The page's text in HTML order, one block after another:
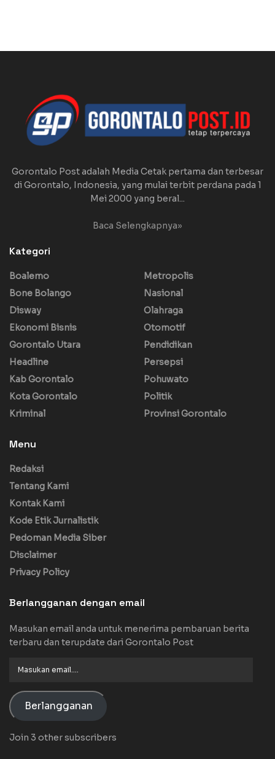
Gorontalo Post adalah Media Cetak pertama dan terbesar
di Gorontalo, Indonesia, yang mulai terbit perdana pada 1
Mei 2000 yang beral...
Baca Selengkapnya»
Kategori
Boalemo
Bone Bolango
Disway
Ekonomi Bisnis
Gorontalo Utara
Headline
Kab Gorontalo
Kota Gorontalo
Kriminal
Metropolis
Nasional
Olahraga
Otomotif
Pendidikan
Persepsi
Pohuwato
Politik
Provinsi Gorontalo
Menu
Redaksi
Tentang Kami
Kontak Kami
Kode Etik Jurnalistik
Pedoman Media Siber
Disclaimer
Privacy Policy
Berlangganan dengan email
Masukan email anda untuk menerima pembaruan berita
terbaru dan terupdate dari Gorontalo Post
Berlangganan
Join 3 other subscribers